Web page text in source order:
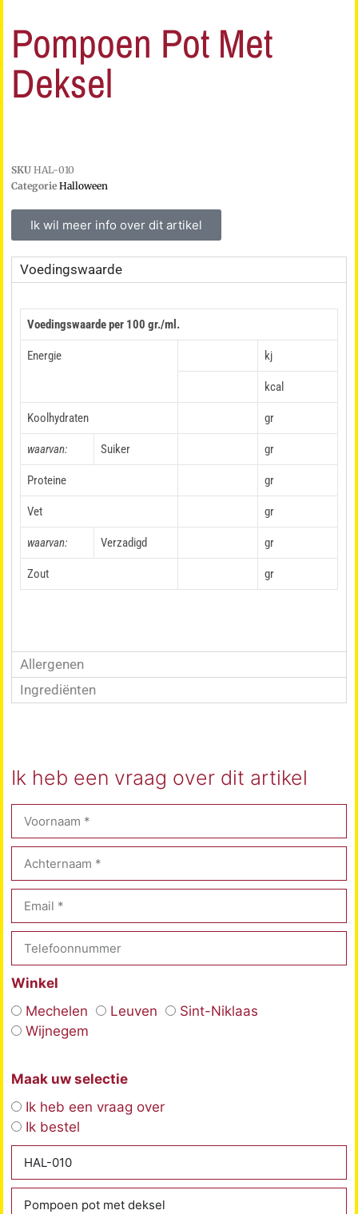
Pompoen Pot Met
Deksel
SKU HAL-010
Categorie Halloween
Ik wil meer info over dit artikel
Voedingswaarde
Voedingswaarde per 100 gr./ml.
Energie kj
kcal
Koolhydraten gr
waarvan: Suiker gr
Proteine gr
Vet gr
waarvan: Verzadigd gr
Zout gr
Allergenen
Ingrediënten
Ik heb een vraag over dit artikel
Winkel
Mechelen
Leuven
Sint-Niklaas
Wijnegem
Maak uw selectie
Ik heb een vraag over
Ik bestel